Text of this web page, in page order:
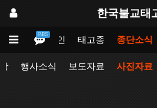
한국불교태
BBS
메인 태고종 종단소식
행사소식 보도자료 사진자료